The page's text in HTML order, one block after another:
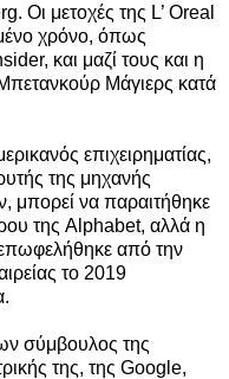
Οι μετοχές της L’ Oreal
χρόνο, όπως
και μαζί τους και η
Μάγιερς κατά
επιχειρηματίας,
της μηχανής
μπορεί να παραιτήθηκε
της Alphabet, αλλά η
από την
το 2019
σύμβουλος της
της, της Google,